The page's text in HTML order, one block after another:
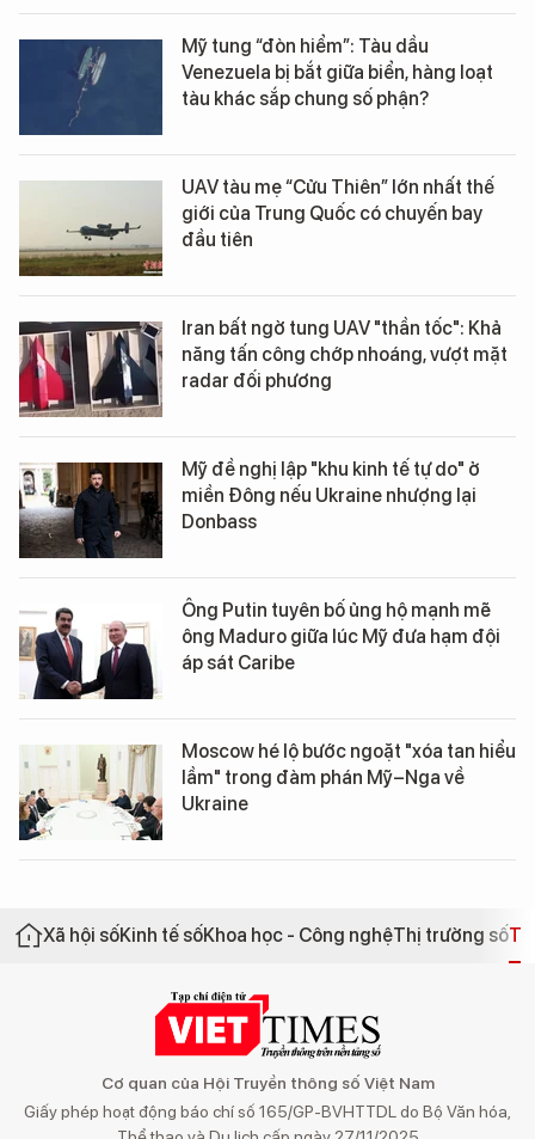
Mỹ tung “đòn hiểm”: Tàu dầu
Venezuela bị bắt giữa biển, hàng loạt
tàu khác sắp chung số phận?
UAV tàu mẹ “Cửu Thiên” lớn nhất thế
giới của Trung Quốc có chuyến bay
đầu tiên
Iran bất ngờ tung UAV "thần tốc": Khả
năng tấn công chớp nhoáng, vượt mặt
radar đối phương
Mỹ đề nghị lập "khu kinh tế tự do" ở
miền Đông nếu Ukraine nhượng lại
Donbass
Ông Putin tuyên bố ủng hộ mạnh mẽ
ông Maduro giữa lúc Mỹ đưa hạm đội
áp sát Caribe
Moscow hé lộ bước ngoặt "xóa tan hiểu
lầm" trong đàm phán Mỹ–Nga về
Ukraine
Xã hội sốKinh tế sốKhoa học - Công nghệThị trường số
Cơ quan của Hội Truyền thông số Việt Nam
Giấy phép hoạt động báo chí số 165/GP-BVHTTDL do Bộ Văn hóa,